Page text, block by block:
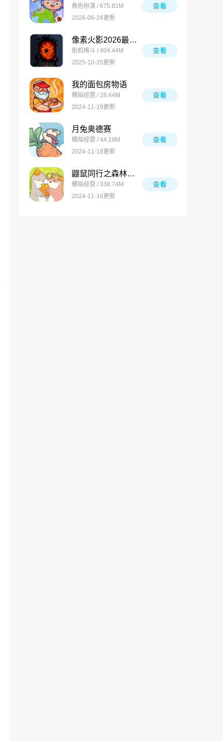
角色扮演 / 675.81M
2026-06-24更新
查看
像素火影2026最新版
街机格斗 / 404.44M
2025-10-20更新
查看
我的面包房物语
模拟经营 / 28.44M
2024-11-19更新
查看
月兔奥德赛
模拟经营 / 44.18M
2024-11-18更新
查看
鼹鼠同行之森林之家万圣节版
模拟经营 / 338.74M
2024-11-16更新
查看